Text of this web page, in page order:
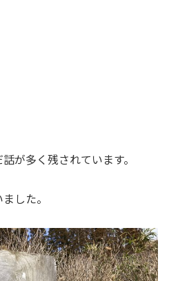
が多く残されています。
した。